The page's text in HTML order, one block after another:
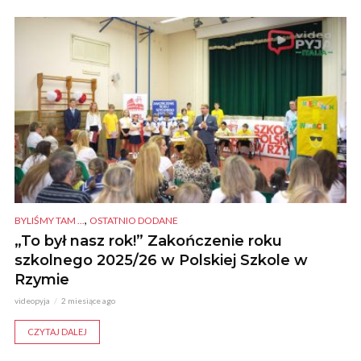
BYLIŚMY TAM ..., OSTATNIO DODANE
„To był nasz rok!” Zakończenie roku
szkolnego 2025/26 w Polskiej Szkole w
Rzymie
videopyja 2 miesiące ago
CZYTAJ DALEJ